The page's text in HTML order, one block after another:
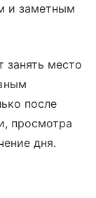
и заметным
занять место
после
просмотра
дня.